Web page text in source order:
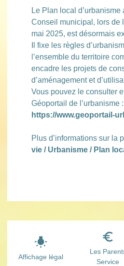
Le Plan local d’urbanisme
Conseil municipal, lors de
mai 2025, est désormais
Il fixe les règles
l’ensemble du territoire
encadre les projets de
d’aménagement et
Vous pouvez le consulter
Géoportail de l’urbanisme :
https://www.geoportail-
Plus d’informations sur la
vie / Urbanisme / Plan
wb_incandescent
Affichage légal
euro_symbol
Les
Service